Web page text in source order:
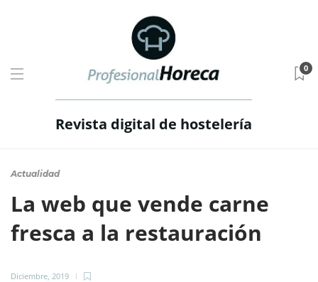
Revista digital de hostelería
0
Actualidad
La web que vende carne
fresca a la restauración
Diciembre, 2019